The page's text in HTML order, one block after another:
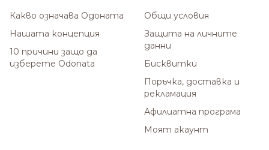
Какво означава Одоната
Нашата концепция
10 причини защо да
изберете Odonata
Общи условия
Защита на личните
данни
Бисквитки
Поръчка, доставка и
рекламация
Афилиатна програма
Моят акаунт